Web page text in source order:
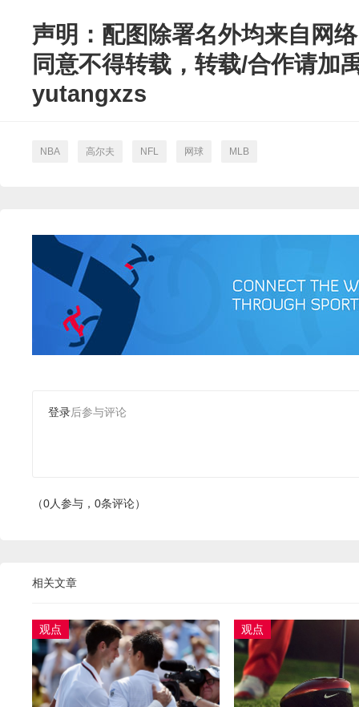
声明：配图除署名外均来自网
同意不得转载，转载/合作请加
yutangxzs
NBA 高尔夫 NFL 网球 MLB
登录后参与评论
（0人参与，0条评论）
相关文章
观点 观点